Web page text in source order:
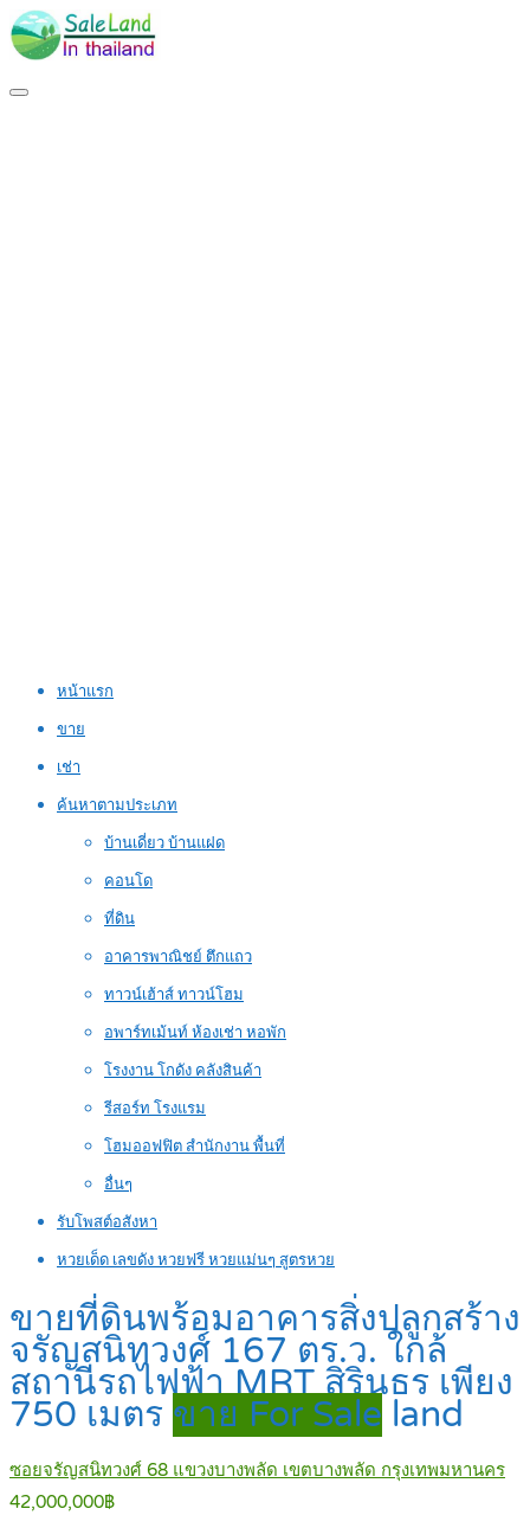
หน้าแรก
ขาย
เช่า
ค้นหาตามประเภท
บ้านเดี่ยว บ้านแฝด
คอนโด
ที่ดิน
อาคารพาณิชย์ ตึกแถว
ทาวน์เฮ้าส์ ทาวน์โฮม
อพาร์ทเม้นท์ ห้องเช่า หอพัก
โรงงาน โกดัง คลังสินค้า
รีสอร์ท โรงแรม
โฮมออฟฟิต สำนักงาน พื้นที่
อื่นๆ
รับโพสต์อสังหา
หวยเด็ด เลขดัง หวยฟรี หวยแม่นๆ สูตรหวย
ขายที่ดินพร้อมอาคารสิ่งปลูกสร้าง
จรัญสนิทวงศ์ 167 ตร.ว. ใกล้
สถานีรถไฟฟ้า MRT สิรินธร เพียง
750 เมตร ขาย For Sale land
ซอยจรัญสนิทวงศ์ 68 แขวงบางพลัด เขตบางพลัด กรุงเทพมหานคร
42,000,000฿